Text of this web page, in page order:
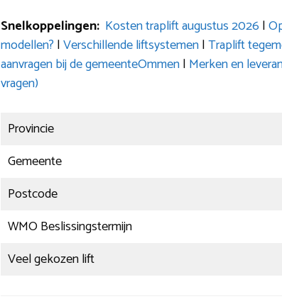
Snelkoppelingen: Kosten traplift augustus 2026 |
modellen? |Verschillende liftsystemen|Traplift
aanvragen bij de gemeenteOmmen| Merken en
vragen)
Provincie
Gemeente
Postcode
WMO Beslissingstermijn
Veel gekozen lift